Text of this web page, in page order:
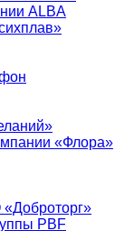
ALBA
«Флора»
PBF